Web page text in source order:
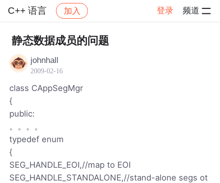
C++ 语言 加入 登录 频道
社区 C++ 语言 帖子详情
静态数据成员的问题
johnhall
2009-02-16
class CAppSegMgr
{
public:
。。。。
typedef enum
{
SEG_HANDLE_EOI,//map to EOI
SEG_HANDLE_STANDALONE,//stand-alone segs ot